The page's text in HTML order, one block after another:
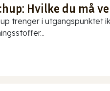
Hvilke du må
trenger i utgangspunktet